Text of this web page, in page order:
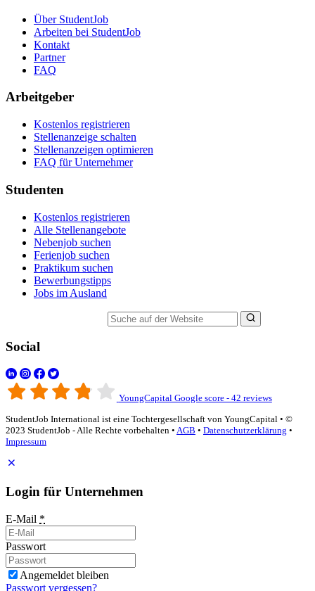
Über StudentJob
Arbeiten bei StudentJob
Kontakt
Partner
FAQ
Arbeitgeber
Kostenlos registrieren
Stellenanzeige schalten
Stellenanzeigen optimieren
FAQ für Unternehmer
Studenten
Kostenlos registrieren
Alle Stellenangebote
Nebenjob suchen
Ferienjob suchen
Praktikum suchen
Bewerbungstipps
Jobs im Ausland
Social
YoungCapital Google score - 42 reviews
StudentJob International ist eine Tochtergesellschaft von YoungCapital • ©
2023 StudentJob - Alle Rechte vorbehalten • AGB • Datenschutzerklärung •
Impressum
Login für Unternehmen
E-Mail *
Passwort
Angemeldet bleiben
Passwort vergessen?